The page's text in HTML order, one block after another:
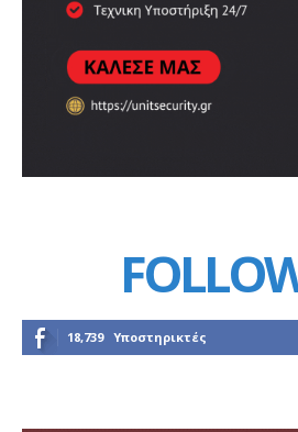
18,739 Υποστηρικτές